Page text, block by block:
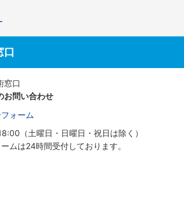
口
窓口
お問い合わせ
ォーム
（土曜日・日曜日・祝日は除く）
ムは24時間受付しております。